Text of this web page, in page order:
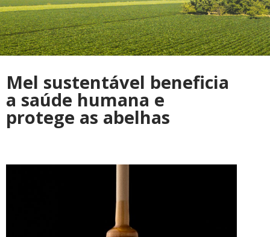
Mel sustentável beneficia
a saúde humana e
protege as abelhas